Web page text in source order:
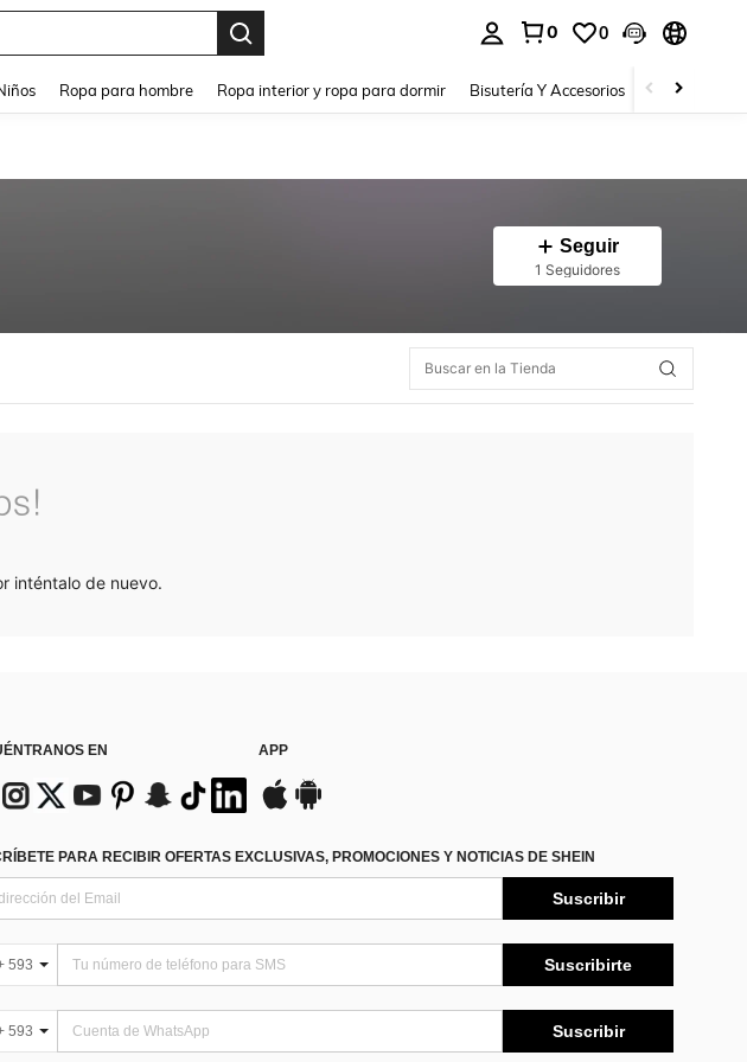
0 0
Ropa para hombre Ropa interior y ropa para dormir Bisutería Y Accesorios Zapatos
Seguir
1 Seguidores
inténtalo de nuevo.
EN APP
PARA RECIBIR OFERTAS EXCLUSIVAS, PROMOCIONES Y NOTICIAS DE SHEIN
Suscribir
593 Suscribirte
593 Suscribir